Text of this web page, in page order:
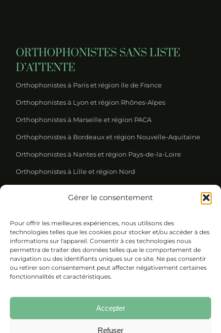
Gérer le consentement
Pour offrir les meilleures expériences, nous utilisons des
technologies telles que les cookies pour stocker et/ou accéder à des
informations sur l'appareil. Consentir à ces technologies nous
permettra de traiter des données telles que le comportement de
navigation ou des identifiants uniques sur ce site. Ne pas consentir
ou retirer son consentement peut affecter négativement certaines
fonctionnalités et caractéristiques.
Accepter
Refuser
ORTHOPHONISTES SANS LISTE
D’ATTENTE
Orthophonistes à Paris et région Ile de France
Orthophonistes à Lyon et région Rhônes-Alpes
Orthophonistes à Marseille et région PACA
Orthophonistes à Bordeaux et région Nouvelle-Aquitaine
Orthophonistes à Nantes et région Pays-de-la-Loire
Orthophonistes à Lille et région Nord
Please leave this field empty.